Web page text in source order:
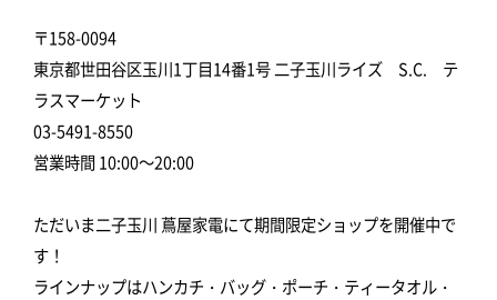
〒158-0094
東京都世田谷区玉川1丁目14番1号 二子玉川ライズ S.C. テ
ラスマーケット
03-5491-8550
営業時間 10:00～20:00
ただいま二子玉川 蔦屋家電にて期間限定ショップを開催中で
す！
ラインナップはハンカチ・バッグ・ポーチ・ティータオル・